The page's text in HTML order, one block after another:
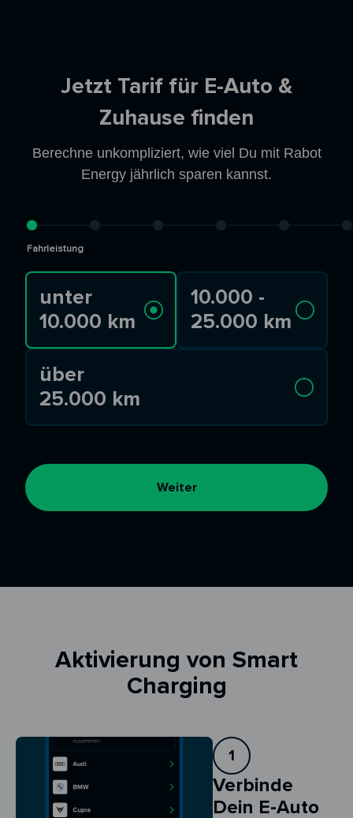
Jetzt Tarif für E-Auto &
Zuhause finden
Berechne unkompliziert, wie viel Du mit Rabot
Energy jährlich sparen kannst.
Fahrleistung
unter
10.000 km
10.000 -
25.000 km
über
25.000 km
Weiter
Aktivierung von Smart
Charging
1
Verbinde
Dein E-Auto